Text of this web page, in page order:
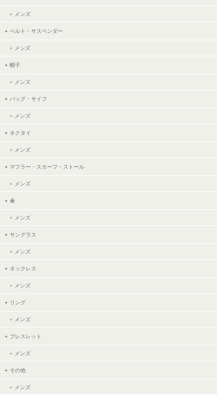
メンズ
ベルト・サスペンダー
メンズ
帽子
メンズ
バッグ・サイフ
メンズ
ネクタイ
メンズ
マフラー・スカーフ・ストール
メンズ
傘
メンズ
サングラス
メンズ
ネックレス
メンズ
リング
メンズ
ブレスレット
メンズ
その他
メンズ